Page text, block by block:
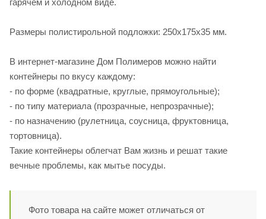
гарячем и холодном виде.
Размеры полистирольной подложки: 250х175х35 мм.
В интернет-магазине Дом Полимеров можно найти
контейнеры по вкусу каждому:
- по форме (квадратные, круглые, прямоугольные);
- по типу материала (прозрачные, непрозрачные);
- по назначению (рулетница, соусница, фруктовница,
тортовница).
Такие контейнеры облегчат Вам жизнь и решат такие
вечные проблемы, как мытье посуды.
Фото товара на сайте может отличаться от